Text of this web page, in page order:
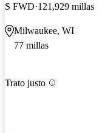
S FWD 121,929 millas
Milwaukee, WI
77 millas
Trato justo